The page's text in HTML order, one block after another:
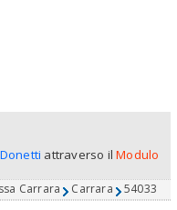
attraverso ilModulo
Carrara Carrara 54033